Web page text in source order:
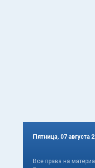
Пятница, 07 августа
Все права на